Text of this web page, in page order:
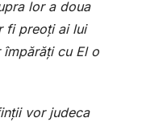
lor a doua
fi preoți ai lui
cu El o
vor judeca